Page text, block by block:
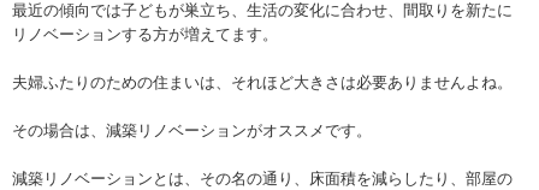
最近の傾向では子どもが巣立ち、 生活の変化に合わせ、 間取りを新たに
リノベーションする方が増えてます。
夫婦ふたりのための住まいは、それほど大きさは必要ありませんよね。
その場合は、減築リノベーションがオススメです。
減築リノベーションとは、その名の通り、床面積を減らしたり、部屋の